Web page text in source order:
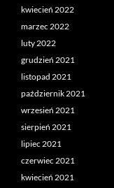
kwiecień 2022
marzec 2022
luty 2022
grudzień 2021
listopad 2021
październik 2021
wrzesień 2021
sierpień 2021
lipiec 2021
czerwiec 2021
kwiecień 2021